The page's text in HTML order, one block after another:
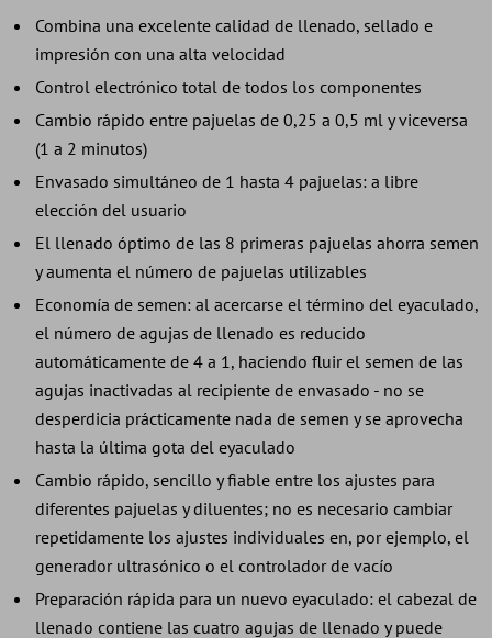
Combina una excelente calidad de llenado, sellado e
impresión con una alta velocidad
Control electrónico total de todos los componentes
Cambio rápido entre pajuelas de 0,25 a 0,5 ml y viceversa
(1 a 2 minutos)
Envasado simultáneo de 1 hasta 4 pajuelas: a libre
elección del usuario
El llenado óptimo de las 8 primeras pajuelas ahorra semen
y aumenta el número de pajuelas utilizables
Economía de semen: al acercarse el término del eyaculado,
el número de agujas de llenado es reducido
automáticamente de 4 a 1, haciendo fluir el semen de las
agujas inactivadas al recipiente de envasado - no se
desperdicia prácticamente nada de semen y se aprovecha
hasta la última gota del eyaculado
Cambio rápido, sencillo y fiable entre los ajustes para
diferentes pajuelas y diluentes; no es necesario cambiar
repetidamente los ajustes individuales en, por ejemplo, el
generador ultrasónico o el controlador de vacío
Preparación rápida para un nuevo eyaculado: el cabezal de
llenado contiene las cuatro agujas de llenado y puede